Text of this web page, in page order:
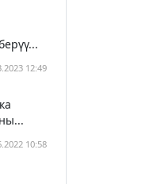
12:49
10:58